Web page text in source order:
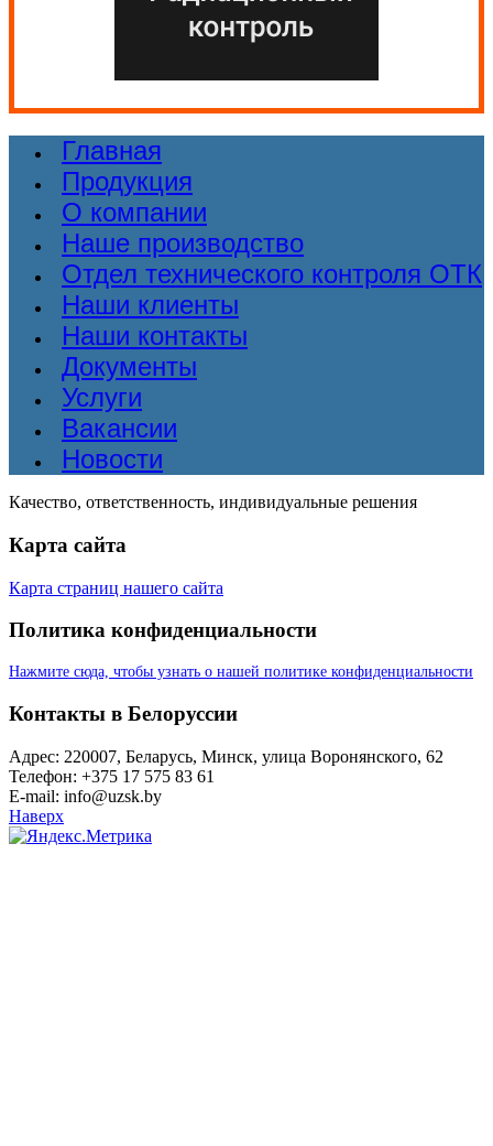
Главная
Продукция
О компании
Наше производство
Отдел технического контроля ОТК
Наши клиенты
Наши контакты
Документы
Услуги
Вакансии
Новости
Качество, ответственность, индивидуальные решения
Карта сайта
Карта страниц нашего сайта
Политика конфиденциальности
Нажмите сюда, чтобы узнать о нашей политике конфиденциальности
Контакты в Белоруссии
Адрес: 220007, Беларусь, Минск, улица Воронянского, 62
Телефон: +375 17 575 83 61
E-mail: info@uzsk.by
Наверх